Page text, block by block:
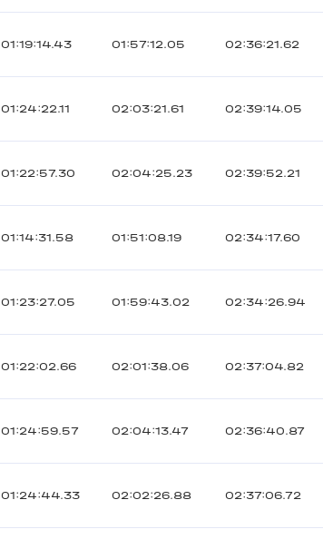
01:19:14.43 01:57:12.05 02:36:21.62
01:24:22.11 02:03:21.61 02:39:14.05
01:22:57.30 02:04:25.23 02:39:52.21
01:14:31.58 01:51:08.19 02:34:17.60
01:23:27.05 01:59:43.02 02:34:26.94
01:22:02.66 02:01:38.06 02:37:04.82
01:24:59.57 02:04:13.47 02:36:40.87
01:24:44.33 02:02:26.88 02:37:06.72